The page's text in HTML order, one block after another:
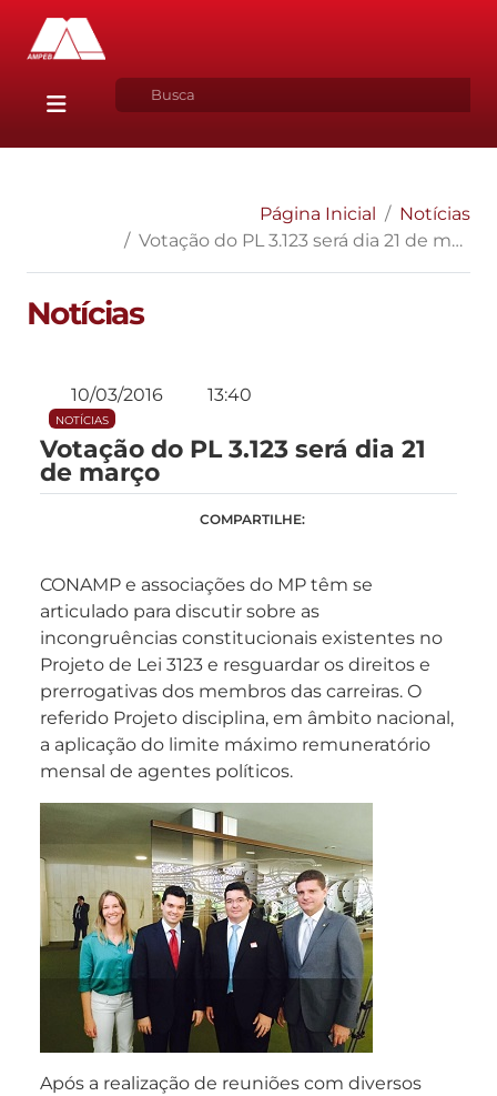
Página Inicial
Notícias
Votação do PL 3.123 será dia 21 de março
Notícias
10/03/2016 13:40
NOTÍCIAS
Votação do PL 3.123 será dia 21
de março
COMPARTILHE:
CONAMP e associações do MP têm se
articulado para discutir sobre as
incongruências constitucionais existentes no
Projeto de Lei 3123 e resguardar os direitos e
prerrogativas dos membros das carreiras. O
referido Projeto disciplina, em âmbito nacional,
a aplicação do limite máximo remuneratório
mensal de agentes políticos.
Após a realização de reuniões com diversos